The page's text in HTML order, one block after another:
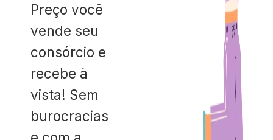
Preço você
vende seu
consórcio e
recebe à
vista! Sem
burocracias